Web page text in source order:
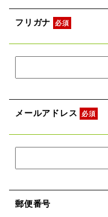
フリガナ 必須
メールアドレス 必須
郵便番号